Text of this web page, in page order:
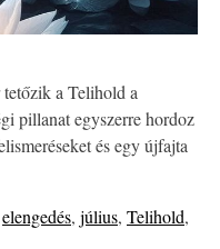
a Telihold a
pillanat egyszerre hordoz
és egy újfajta
elengedés, július, Telihold,